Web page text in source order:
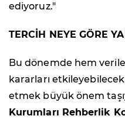
ediyoruz."
TERCİH NEYE GÖRE
Bu dönemde hem
kararları
etmek büyük önem
Kurumları Rehberlik